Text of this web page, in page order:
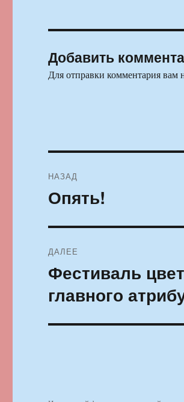
Добавить
Для отправки комментария вам
по
НАЗАД
Предыдущая
Опять!
ДАЛЕЕ
Следующая
Фестиваль
главного